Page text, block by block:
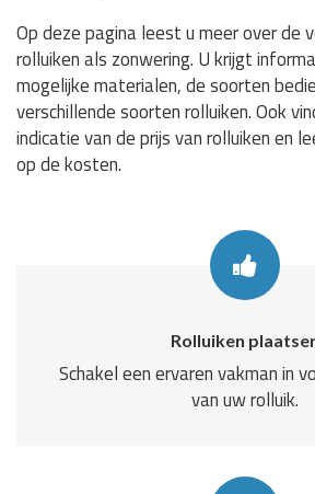
Op deze pagina leest u meer over de
rolluiken als zonwering. U krijgt
mogelijke materialen, de soorten
verschillende soorten rolluiken. Ook
indicatie van de prijs van rolluiken en
op de kosten.
Rolluiken
Schakel een ervaren vakman in
van uw rolluik.